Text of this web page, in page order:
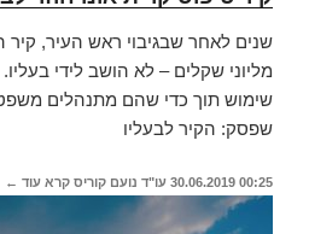
שנים לאחר שבגיבוי ראש העיר,
מליוני שקלים – לא הושב לידי
שימוש תוך כדי שהם מתנהלים
שפסק: הקיר לבעליו
30.06.2019 00:25 עו"ד נועם קוריס קרא עוד ←